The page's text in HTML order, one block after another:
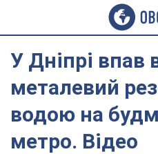
У Дніпрі впав
металевий
водою на
метро. Відео